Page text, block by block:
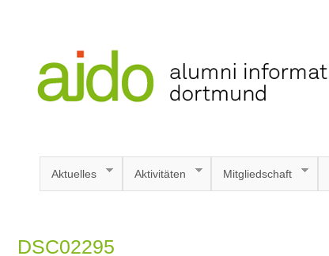
Aktuelles Aktivitäten Mitgliedschaft
DSC02295